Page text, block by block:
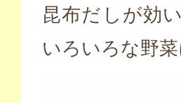
昆布だしが効
いろいろな野菜